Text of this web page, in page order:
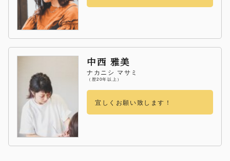
中西 雅美
ナカニシ マサミ
（歴20年以上）
宜しくお願い致します！